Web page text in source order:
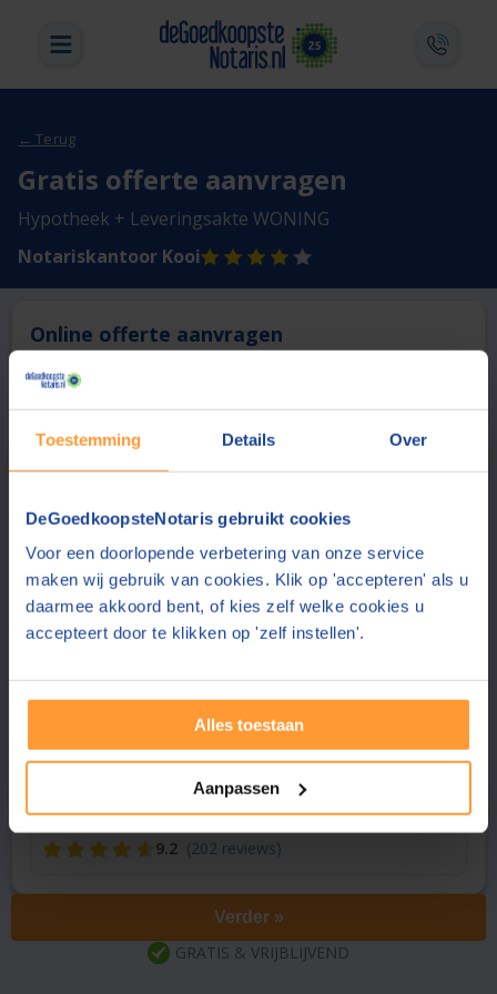
Toestemming Details Over
DeGoedkoopsteNotaris gebruikt cookies
Voor een doorlopende verbetering van onze service
maken wij gebruik van cookies. Klik op 'accepteren' als u
daarmee akkoord bent, of kies zelf welke cookies u
accepteert door te klikken op 'zelf instellen'.
Alles toestaan
Aanpassen
← Terug
Gratis offerte aanvragen
Hypotheek + Leveringsakte WONING
Notariskantoor Kooi
Online offerte aanvragen
Deze notaris biedt momenteel niet de mogelijkheid online
1 Vergelijk en bespaar
Vraag een offerte aan bij een andere notaris in de buurt
Mulder NotarisHeerenveen (15 km)
9.0
(105 reviews)
(28 km)
8.7 (166 reviews)
Sneek (28 km)
9.1 (9 reviews)
Lambeck Scheepstra notarissenGroningen (37 km)
9.2 (202 reviews)
Verder »
GRATIS & VRIJBLIJVEND